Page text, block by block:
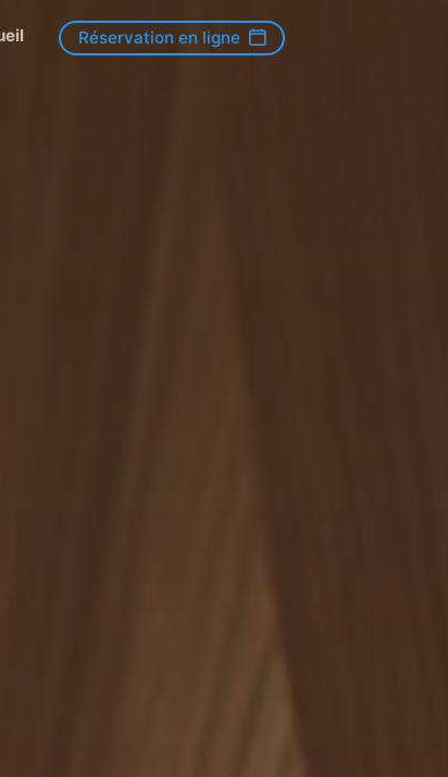
Réservation en ligne